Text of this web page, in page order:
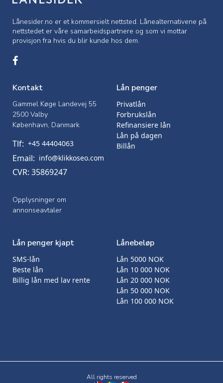
Lånesider.no er et kommersielt nettsted. Lånealternativene på
nettstedet er våre samarbeidspartnere og som vi mottar
provisjon fra hvis du blir kunde hos dem.
Kontakt
Gammel Køge Landevej 55
2500 Valby
København, Danmark
Tlf: +45 44404063
Email: info@klikkoseo.com
CVR: 35869247
Opplysninger om
annonseavtaler
Lån penger
Privatlån
Forbrukslån
Refinansiere lån
Lån på dagen
Billån
Lån penger kjapt
SMS-lån
Beste lån
Billig lån med lav rente
Lånebeløp
Lån 5000 NOK
Lån 10 000 NOK
Lån 20 000 NOK
Lån 50 000 NOK
Lån 100 000 NOK
All rights reserved